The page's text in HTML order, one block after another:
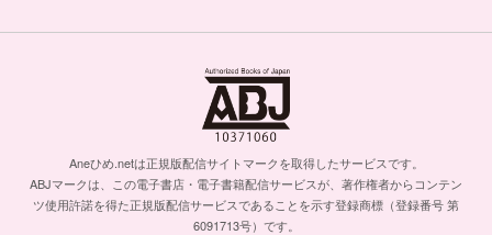
Aneひめ.netは正規版配信サイトマークを取得したサービスです。
ABJマークは、この電子書店・電子書籍配信サービスが、著作権者からコンテン
ツ使用許諾を得た正規版配信サービスであることを示す登録商標（登録番号 第
6091713号）です。